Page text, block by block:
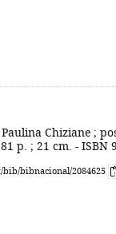
Chiziane ;
p. ; 21 cm. - ISBN
bibnacional/2084625